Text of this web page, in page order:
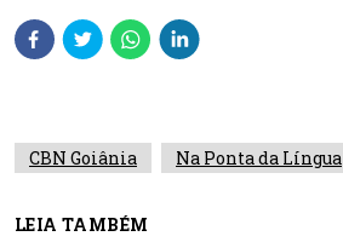
CBN Goiânia Na Ponta da Língua
LEIA TAMBÉM